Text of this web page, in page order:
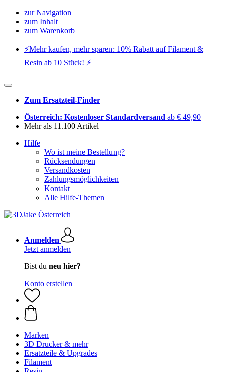
zur Navigation
zum Inhalt
zum Warenkorb
⚡️Mehr kaufen, mehr sparen: 10% Rabatt auf Filament &
Resin ab 10 Stück! ⚡️
Zum Ersatzteil-Finder
Österreich: Kostenloser Standardversand ab € 49,90
Mehr als 11.100 Artikel
Hilfe
Wo ist meine Bestellung?
Rücksendungen
Versandkosten
Zahlungsmöglichkeiten
Kontakt
Alle Hilfe-Themen
Anmelden
Jetzt anmelden
Bist du neu hier?
Konto erstellen
Marken
3D Drucker & mehr
Ersatzteile & Upgrades
Filament